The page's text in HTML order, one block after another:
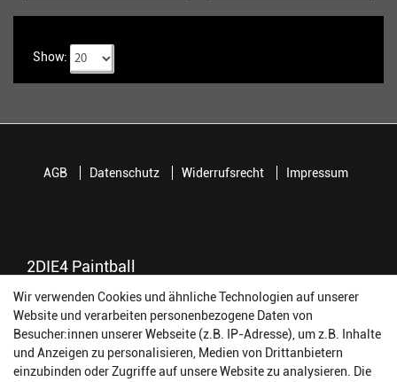
Show:
2DIE4 Paintball
56457 Westerburg
Reinhold-Ferger-Straße 26
order@2die4-sports.com
0 26 63/ 9 68 69 37
AGB Datenschutz Widerrufsrecht Impressum
Wir verwenden Cookies und ähnliche Technologien auf unserer
Website und verarbeiten personenbezogene Daten von
Besucher:innen unserer Webseite (z.B. IP-Adresse), um z.B. Inhalte
und Anzeigen zu personalisieren, Medien von Drittanbietern
einzubinden oder Zugriffe auf unsere Website zu analysieren. Die